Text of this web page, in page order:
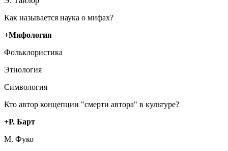
Как называется наука о мифах?
+Мифология
Фольклористика
Этнология
Симвология
Кто автор концепции "смерти автора" в культуре?
+Р. Барт
М. Фуко